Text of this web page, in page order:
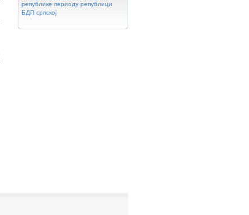
републике периоду републици
БДП српској